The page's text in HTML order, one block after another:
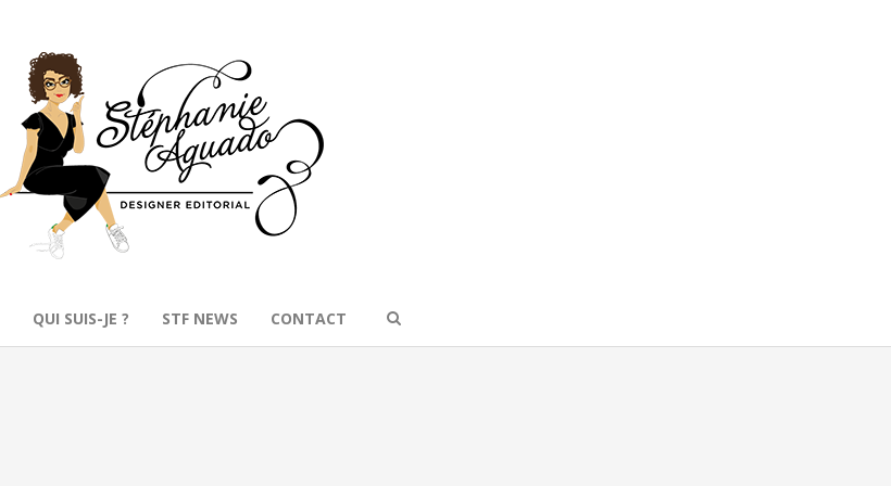
QUI SUIS-JE ? STF NEWS CONTACT